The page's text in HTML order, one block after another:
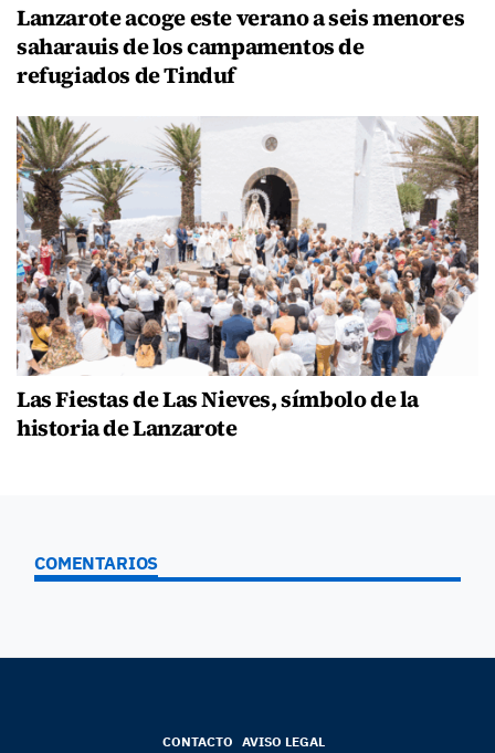
Lanzarote acoge este verano a seis menores
saharauis de los campamentos de
refugiados de Tinduf
Las Fiestas de Las Nieves, símbolo de la
historia de Lanzarote
COMENTARIOS
CONTACTO AVISO LEGAL